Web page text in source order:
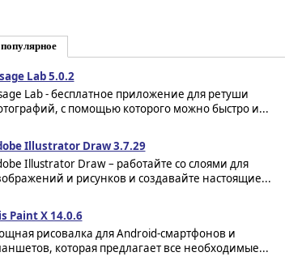
Lab 5.0.2
Lab - бесплатное приложение для ретуши
с помощью которого можно быстро и...
Illustrator Draw 3.7.29
Illustrator Draw – работайте со слоями для
и рисунков и создавайте настоящие...
Paint X 14.0.6
рисовалка для Android-смартфонов и
которая предлагает все необходимые...